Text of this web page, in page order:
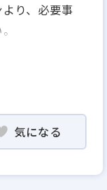
り、必要事
気になる